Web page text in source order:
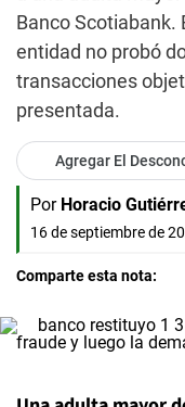
Banco Scotiabank.
entidad no probó
transacciones
presentada.
Agregar El
Por Horacio
16 de septiembre de
Comparte esta nota: